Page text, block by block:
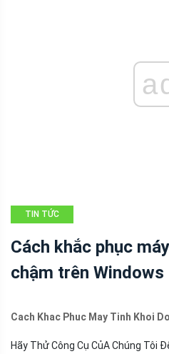
TIN TỨC
Cách khắc phục
chậm trên Windows
Cach Khac Phuc May Tinh Khoi
Hãy Thử Công Cụ CủA Chúng Tôi